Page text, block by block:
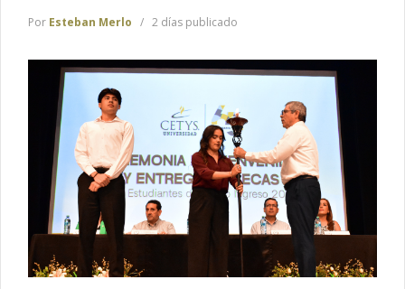
Por Esteban Merlo 2 días publicado